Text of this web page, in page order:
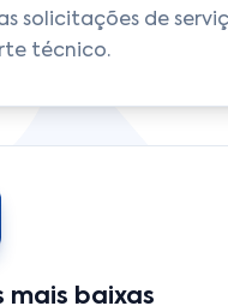
solicitações de
técnico.
mais baixas